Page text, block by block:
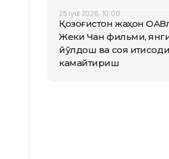
25 iyul 2026, 10:00
Қозоғистон жаҳон
Жеки Чан фильми,
йўлдош ва соя
камайтириш